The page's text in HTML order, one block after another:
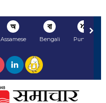
অ
Assamese
বা
Bengali
ਅ
Punjabi